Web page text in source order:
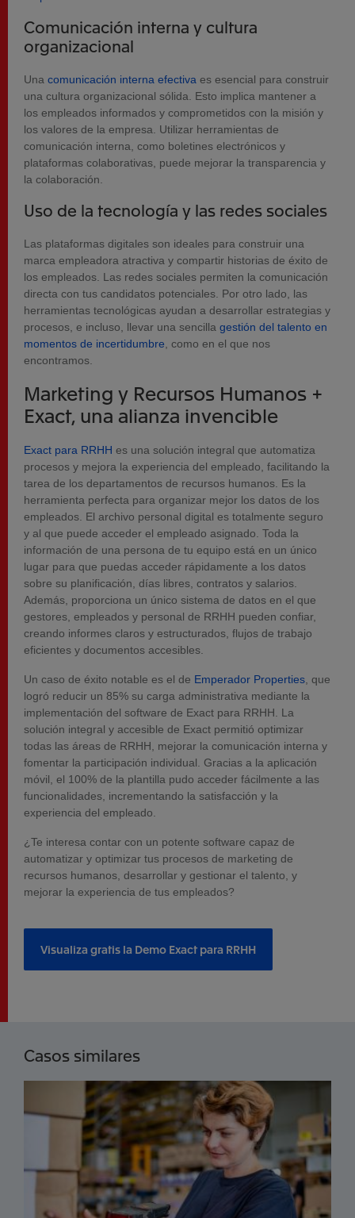
Comunicación interna y cultura
organizacional
Una comunicación interna efectiva es esencial para construir
una cultura organizacional sólida. Esto implica mantener a
los empleados informados y comprometidos con la misión y
los valores de la empresa. Utilizar herramientas de
comunicación interna, como boletines electrónicos y
plataformas colaborativas, puede mejorar la transparencia y
la colaboración.
Uso de la tecnología y las redes sociales
Las plataformas digitales son ideales para construir una
marca empleadora atractiva y compartir historias de éxito de
los empleados. Las redes sociales permiten la comunicación
directa con tus candidatos potenciales. Por otro lado, las
herramientas tecnológicas ayudan a desarrollar estrategias y
procesos, e incluso, llevar una sencilla gestión del talento en
momentos de incertidumbre , como en el que nos
encontramos.
Marketing y Recursos Humanos +
Exact, una alianza invencible
Exact para RRHH es una solución integral que automatiza
procesos y mejora la experiencia del empleado, facilitando la
tarea de los departamentos de recursos humanos. Es la
herramienta perfecta para organizar mejor los datos de los
empleados. El archivo personal digital es totalmente seguro
y al que puede acceder el empleado asignado. Toda la
información de una persona de tu equipo está en un único
lugar para que puedas acceder rápidamente a los datos
sobre su planificación, días libres, contratos y salarios.
Además, proporciona un único sistema de datos en el que
gestores, empleados y personal de RRHH pueden confiar,
creando informes claros y estructurados, flujos de trabajo
eficientes y documentos accesibles.
Un caso de éxito notable es el de Emperador Properties , que
logró reducir un 85% su carga administrativa mediante la
implementación del software de Exact para RRHH. La
solución integral y accesible de Exact permitió optimizar
todas las áreas de RRHH, mejorar la comunicación interna y
fomentar la participación individual. Gracias a la aplicación
móvil, el 100% de la plantilla pudo acceder fácilmente a las
funcionalidades, incrementando la satisfacción y la
experiencia del empleado.
¿Te interesa contar con un potente software capaz de
automatizar y optimizar tus procesos de marketing de
recursos humanos, desarrollar y gestionar el talento, y
mejorar la experiencia de tus empleados?
Visualiza gratis la Demo Exact para RRHH
Casos similares